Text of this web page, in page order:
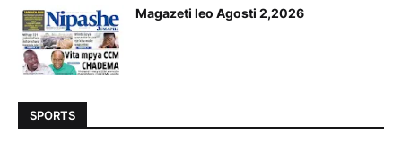
Magazeti leo Agosti 2,2026
SPORTS